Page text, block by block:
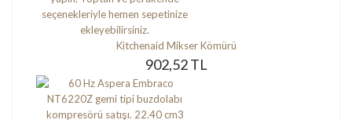
Kitchenaid Mikser Kömürü
902,52 TL